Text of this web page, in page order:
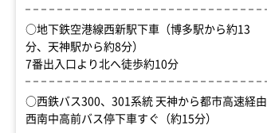
○地下鉄空港線西新駅下車（博多駅から約13
分、天神駅から約8分）
7番出入口より北へ徒歩約10分
○西鉄バス300、301系統 天神から都市高速経由
西南中高前バス停下車すぐ（約15分）